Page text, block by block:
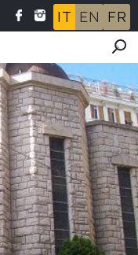
IT EN FR